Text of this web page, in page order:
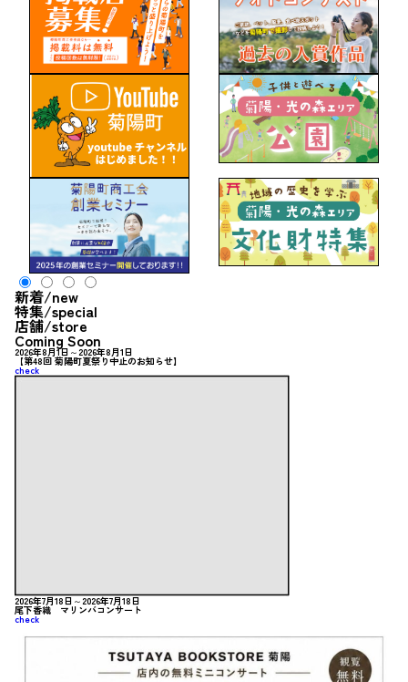
新着/new
特集/special
店舗/store
Coming Soon
2026年8月1日～2026年8月1日
【第48回 菊陽町夏祭り中止のお知らせ】
check
2026年7月18日～2026年7月18日
尾下香織 マリンバコンサート
check